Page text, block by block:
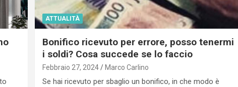
ATTUALITÀ
Bonifico ricevuto per errore, posso tenermi
i soldi? Cosa succede se lo faccio
Febbraio 27, 2024 Marco Carlino
Se hai ricevuto per sbaglio un bonifico, in che modo è